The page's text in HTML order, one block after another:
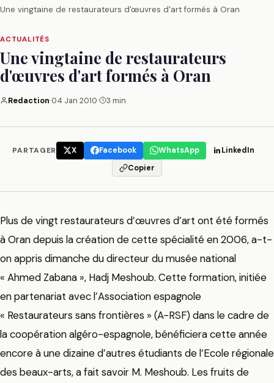
Une vingtaine de restaurateurs d'œuvres d'art formés à Oran
ACTUALITÉS
Une vingtaine de restaurateurs
d'œuvres d'art formés à Oran
Redaction·04 Jan 2010· 3 min
PARTAGER X Facebook WhatsApp
LinkedIn
Copier
Plus de vingt restaurateurs d’œuvres d’art ont été formés
à Oran depuis la création de cette spécialité en 2006, a-t-
on appris dimanche du directeur du musée national
« Ahmed Zabana », Hadj Meshoub. Cette formation, initiée
en partenariat avec l’Association espagnole
« Restaurateurs sans frontières » (A-RSF) dans le cadre de
la coopération algéro-espagnole, bénéficiera cette année
encore à une dizaine d’autres étudiants de l’Ecole régionale
des beaux-arts, a fait savoir M. Meshoub. Les fruits de